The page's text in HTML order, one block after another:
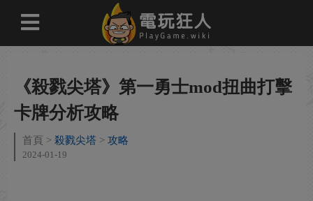
《殺戮尖塔》第一勇士mod扭曲打擊
卡牌分析攻略
首頁 殺戮尖塔 攻略
2024-01-19